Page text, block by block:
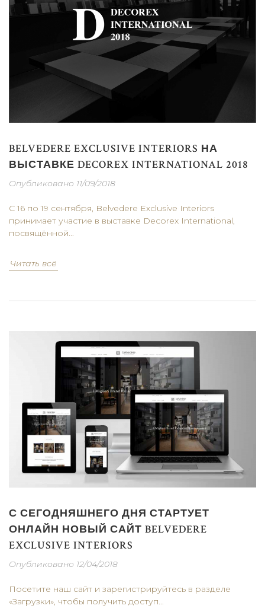
BELVEDERE EXCLUSIVE INTERIORS НА
ВЫСТАВКЕ DECOREX INTERNATIONAL 2018
Опубликовано 11/09/2018
С 16 по 19 сентября, Belvedere Exclusive Interiors
принимает участие в выставке Decorex International,
посвящённой...
Читать всё
С СЕГОДНЯШНЕГО ДНЯ СТАРТУЕТ
ОНЛАЙН НОВЫЙ САЙТ BELVEDERE
EXCLUSIVE INTERIORS
Опубликовано 12/04/2018
Посетите наш сайт и зарегистрируйтесь в разделе
«Загрузки», чтобы получить доступ...